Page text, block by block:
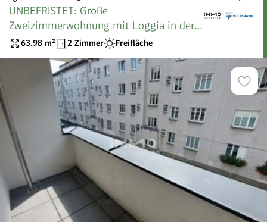
UNBEFRISTET: Große
Zweizimmerwohnung mit Loggia in der
Hopfengasse 4 Stiege 2 Top 5!
63.98 m² 2 Zimmer Freifläche